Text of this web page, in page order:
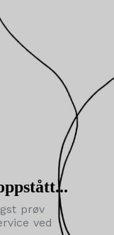
prøv
ved